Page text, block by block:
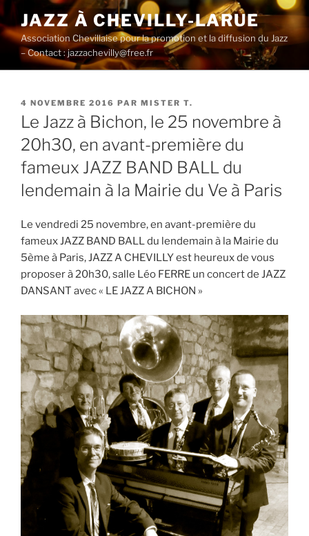
au
contenu
principal
JAZZ À CHEVILLY-LARUE
Association Chevillaise pour la promotion et la diffusion du Jazz
– Contact : jazzachevilly@free.fr
PUBLIÉ
LE
4 NOVEMBRE 2016 PAR MISTER T.
Le Jazz à Bichon, le 25 novembre à
20h30, en avant-première du
fameux JAZZ BAND BALL du
lendemain à la Mairie du Ve à Paris
Le vendredi 25 novembre, en avant-première du
fameux JAZZ BAND BALL du lendemain à la Mairie du
5ème à Paris, JAZZ A CHEVILLY est heureux de vous
proposer à 20h30, salle Léo FERRE un concert de JAZZ
DANSANT avec « LE JAZZ A BICHON »